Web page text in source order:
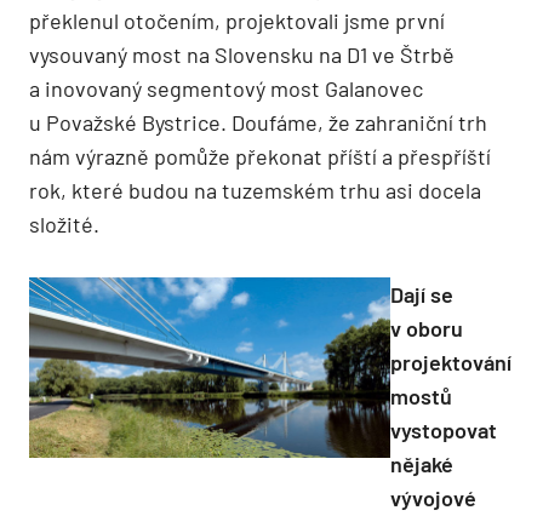
překlenul otočením, projektovali jsme první
vysouvaný most na Slovensku na D1 ve Štrbě
a inovovaný segmentový most Galanovec
u Považské Bystrice. Doufáme, že zahraniční trh
nám výrazně pomůže překonat příští a přespříští
rok, které budou na tuzemském trhu asi docela
složité.
Dají se
v oboru
projektování
mostů
vystopovat
nějaké
vývojové